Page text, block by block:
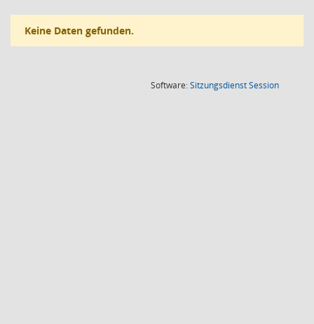
Keine Daten gefunden.
Software:SitzungsdienstSession(Wird in